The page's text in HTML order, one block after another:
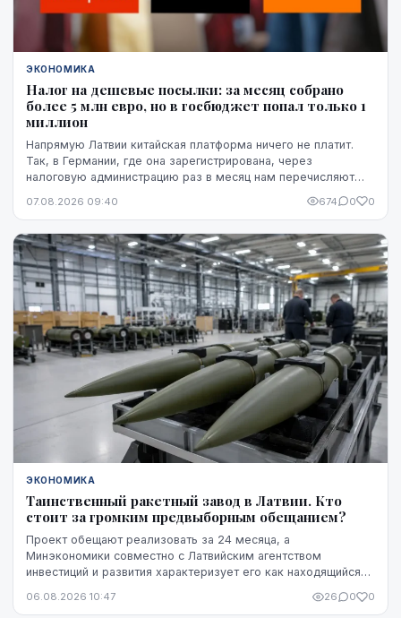
ЭКОНОМИКА
Налог на дешевые посылки: за месяц собрано
более 5 млн евро, но в госбюджет попал только 1
миллион
Напрямую Латвии китайская платформа ничего не платит.
Так, в Германии, где она зарегистрирована, через
налоговую администрацию раз в месяц нам перечисляют
платит в той стране, где товар предъявляется таможне,
07.08.2026 09:40 674 0 0
ЭКОНОМИКА
Таинственный ракетный завод в Латвии. Кто
стоит за громким предвыборным обещанием?
Проект обещают реализовать за 24 месяца, а
Минэкономики совместно с Латвийским агентством
инвестиций и развития характеризует его как находящийся
ни модель ракет, ни владелец технологий, ни
06.08.2026 10:47 26 0 0